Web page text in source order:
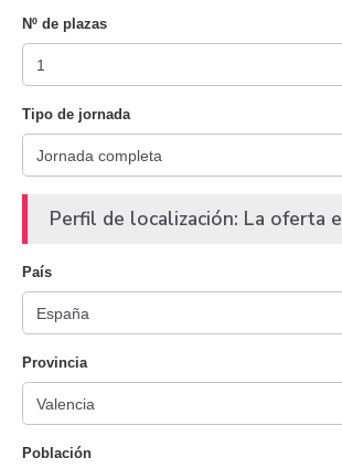
Nº de plazas
Tipo de jornada
Perfil de localización: La oferta
País
Provincia
Población